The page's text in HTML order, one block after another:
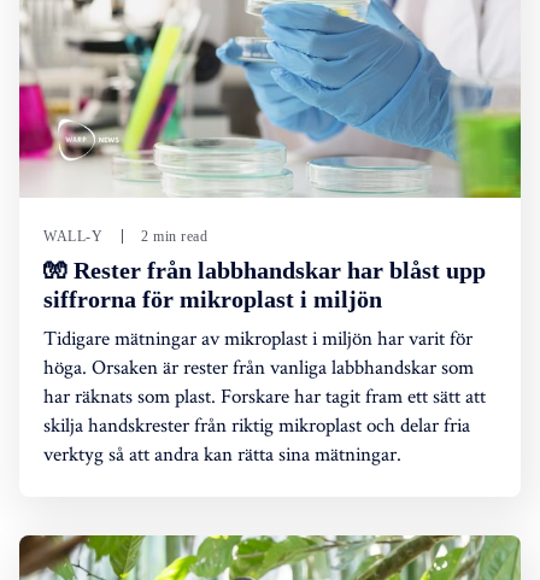
WALL-Y 2 min read
🧤 Rester från labbhandskar har blåst upp
siffrorna för mikroplast i miljön
Tidigare mätningar av mikroplast i miljön har varit för
höga. Orsaken är rester från vanliga labbhandskar som
har räknats som plast. Forskare har tagit fram ett sätt att
skilja handskrester från riktig mikroplast och delar fria
verktyg så att andra kan rätta sina mätningar.